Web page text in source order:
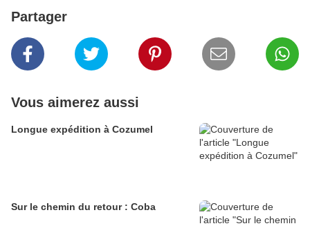
Partager
Vous aimerez aussi
Longue expédition à Cozumel
Sur le chemin du retour : Coba